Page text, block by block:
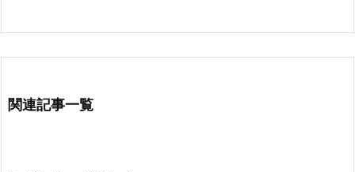
関連記事一覧